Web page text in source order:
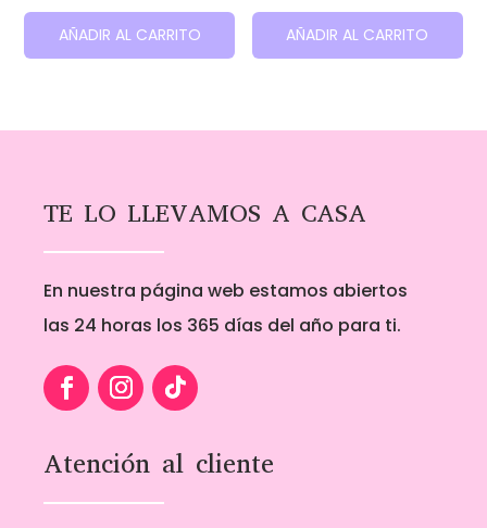
AÑADIR AL CARRITO AÑADIR AL CARRITO
TE LO LLEVAMOS A CASA
En nuestra página web estamos abiertos
las 24 horas los 365 días del año para ti.
Atención al cliente